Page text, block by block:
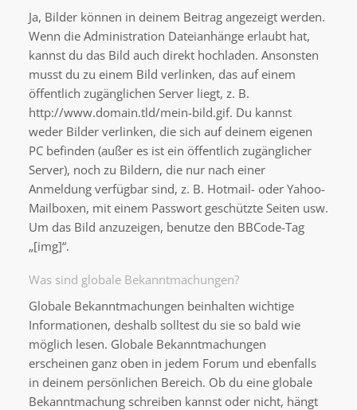
Ja, Bilder können in deinem Beitrag angezeigt werden.
Wenn die Administration Dateianhänge erlaubt hat,
kannst du das Bild auch direkt hochladen. Ansonsten
musst du zu einem Bild verlinken, das auf einem
öffentlich zugänglichen Server liegt, z. B.
http://www.domain.tld/mein-bild.gif. Du kannst
weder Bilder verlinken, die sich auf deinem eigenen
PC befinden (außer es ist ein öffentlich zugänglicher
Server), noch zu Bildern, die nur nach einer
Anmeldung verfügbar sind, z. B. Hotmail- oder Yahoo-
Mailboxen, mit einem Passwort geschützte Seiten usw.
Um das Bild anzuzeigen, benutze den BBCode-Tag
„[img]“.
Was sind globale Bekanntmachungen?
Globale Bekanntmachungen beinhalten wichtige
Informationen, deshalb solltest du sie so bald wie
möglich lesen. Globale Bekanntmachungen
erscheinen ganz oben in jedem Forum und ebenfalls
in deinem persönlichen Bereich. Ob du eine globale
Bekanntmachung schreiben kannst oder nicht, hängt